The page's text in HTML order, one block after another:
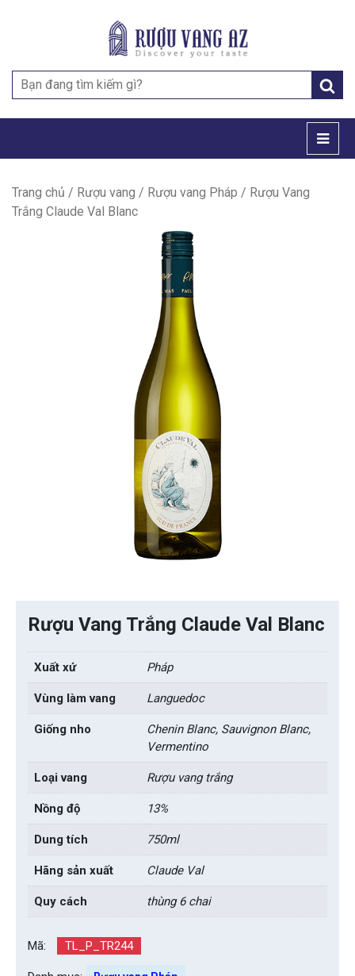
Search
for:
Trang chủ / Rượu vang / Rượu vang Pháp / Rượu Vang
Trắng Claude Val Blanc
Rượu Vang Trắng Claude Val Blanc
Xuất xứ Pháp
Vùng làm vang Languedoc
Giống nho
Chenin Blanc, Sauvignon Blanc,
Vermentino
Loại vang Rượu vang trắng
Nồng độ 13%
Dung tích 750ml
Hãng sản xuất Claude Val
Quy cách thùng 6 chai
Mã: TL_P_TR244